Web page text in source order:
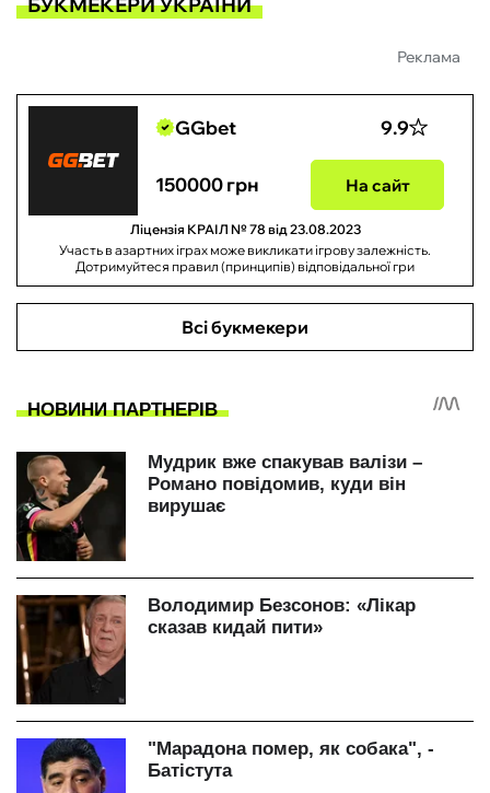
БУКМЕКЕРИ УКРАЇНИ
Реклама
GGbet 9.9
150000 грн На сайт
Ліцензія КРАІЛ № 78 від 23.08.2023
Участь в азартних іграх може викликати ігрову залежність.
Дотримуйтеся правил (принципів) відповідальної гри
Всі букмекери